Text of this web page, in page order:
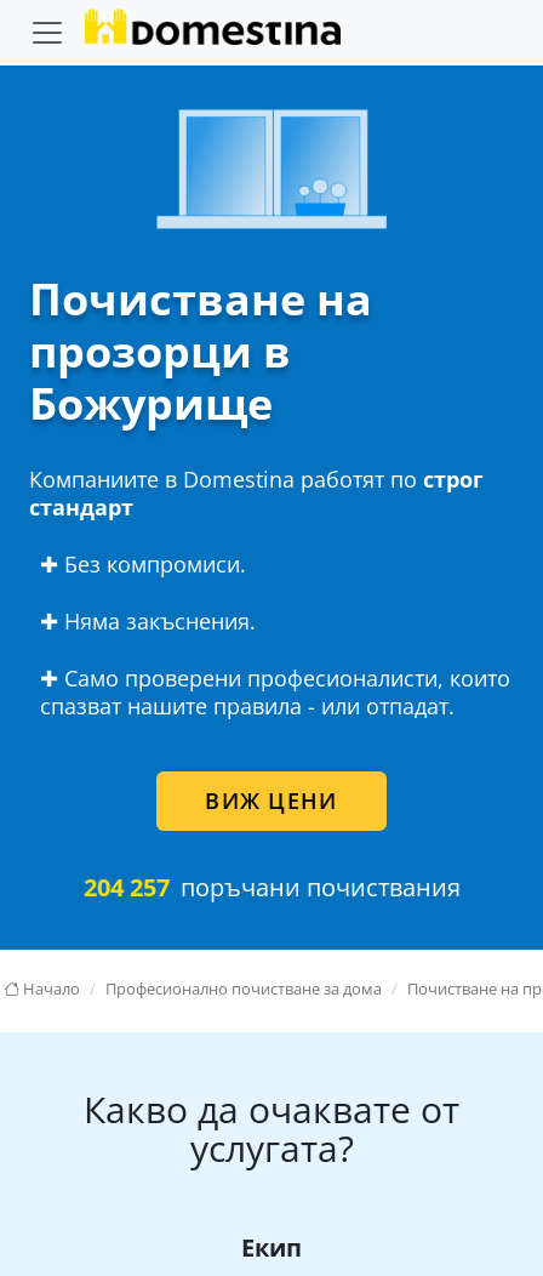
Почистване на
прозорци в
Божурище
Компаниите в Domestina работят по строг
стандарт
✚ Без компромиси.
✚ Няма закъснения.
✚ Само проверени професионалисти, които
спазват нашите правила - или отпадат.
ВИЖ ЦЕНИ
204 257 поръчани почиствания
Начало Професионално почистване за дома Почистване на
Какво да очаквате от
услугата?
Екип